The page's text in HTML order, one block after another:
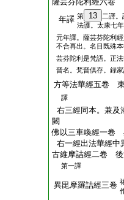
年譯 第 13
二譯。
法護。太康七
元年譯。薩芸芬陀利
不合再出。名目既殊
芸芬陀利是梵語。正
晋名。梵晋倶存。録
方等法華經五卷
譯
右三經同本。兼及
闕
佛以三車喚經一卷
右一經出法華經中
古維摩詰經二卷 後
第一譯
異毘摩羅詰經三卷